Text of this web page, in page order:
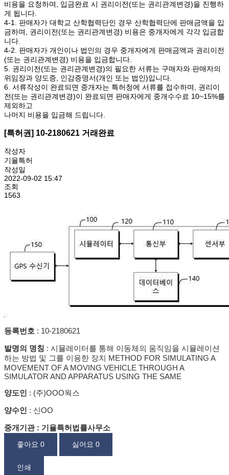
비용을 요청하며, 입금완료 시 권리이전(또는 권리관계변경)을 진행하
게 됩니다.
4-1. 판매자가 대학교 산학협력단인 경우 산학협력단에 판매금액을 입
금하며, 권리이전(또는 권리관계변경) 비용은 중개자에게 각각 입금합
니다.
4-2. 판매자가 개인이나 법인의 경우 중개자에게 판매금액과 권리이전
(또는 권리관계변경) 비용을 입금합니다.
5. 권리이전(또는 권리관계변경)의 필요한 서류는 구매자와 판매자의
위임장과 양도증, 인감증명서(개인 또는 법인)입니다.
6. 서류작성이 완료되면 중개자는 특허청에 서류를 접수하며, 권리이
전(또는 권리관계변경)이 완료되면 판매자에게 중개수수료 10~15%를
제외하고
나머지 비용을 입금해 드립니다.
[특허권] 10-2180621 거래완료
작성자
기율특허
작성일
2022-09-02 15:47
조회
1563
등록번호 : 10-2180621
발명의 명칭 : 시뮬레이터를 통해 이동체의 움직임을 시뮬레이션
하는 방법 및 그를 이용한 장치 METHOD FOR SIMULATING A
MOVEMENT OF A MOVING VEHICLE THROUGH A
SIMULATOR AND APPARATUS USING THE SAME
양도인 : (주)OOO웍스
양수인 : 신OO
중개기관 : 기율특허법률사무소
좋아요 0 싫어요 0
인쇄